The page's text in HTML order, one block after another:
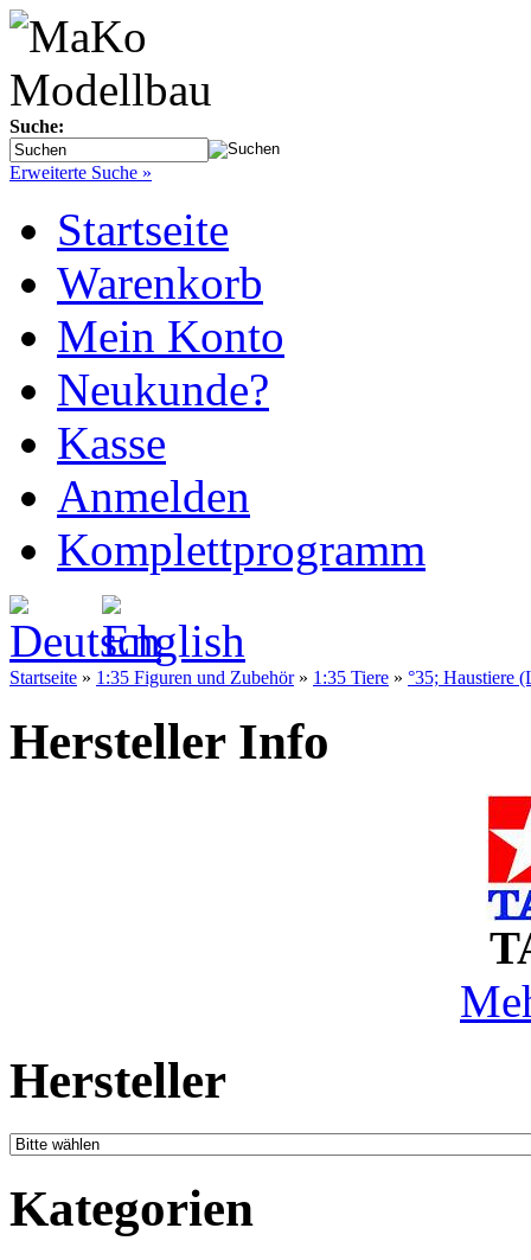
Suche:
Erweiterte Suche »
Startseite
Warenkorb
Mein Konto
Neukunde?
Kasse
Anmelden
Komplettprogramm
Startseite » 1:35 Figuren und Zubehör» 1:35 Tiere » °35; Haustiere
Hersteller Info
Hersteller
Kategorien